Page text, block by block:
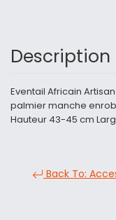
Eventail Africain
palmier manche
Hauteur 43-45 cm
Back To: